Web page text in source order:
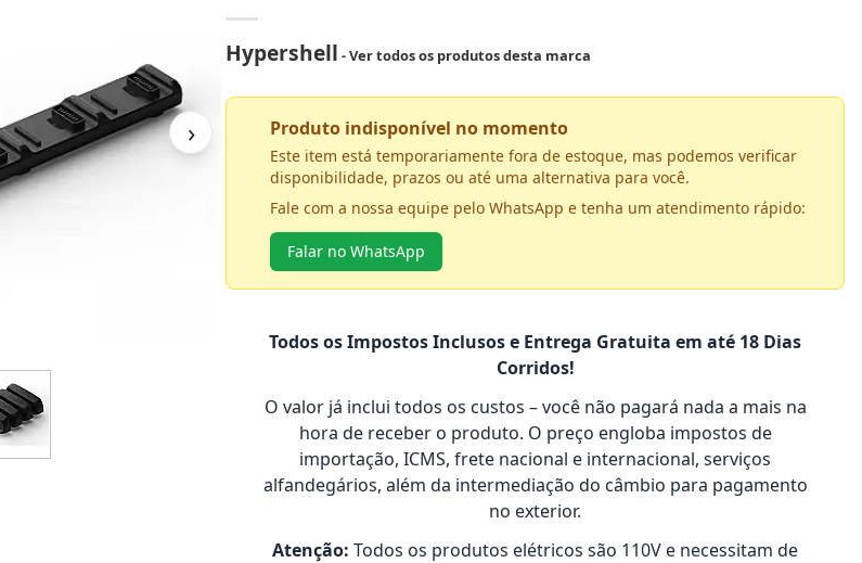
›
Hypershell - Ver todos os produtos desta marca
Produto indisponível no momento
Este item está temporariamente fora de estoque, mas podemos verificar
disponibilidade, prazos ou até uma alternativa para você.
Fale com a nossa equipe pelo WhatsApp e tenha um atendimento rápido:
Falar no WhatsApp
Todos os Impostos Inclusos e Entrega Gratuita em até 18 Dias
Corridos!
O valor já inclui todos os custos – você não pagará nada a mais na
hora de receber o produto. O preço engloba impostos de
importação, ICMS, frete nacional e internacional, serviços
alfandegários, além da intermediação do câmbio para pagamento
no exterior.
Atenção: Todos os produtos elétricos são 110V e necessitam de